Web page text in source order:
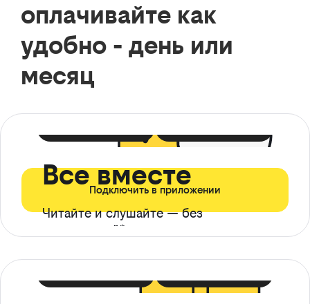
оплачивайте как
удобно - день или
месяц
Все вместе
Читайте и слушайте — без
ограничений*
Подключить в приложении